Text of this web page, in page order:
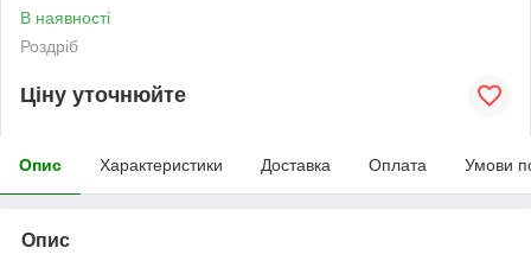
В наявності
Роздріб
Ціну уточнюйте
Опис Характеристики Доставка Оплата Умови
Опис